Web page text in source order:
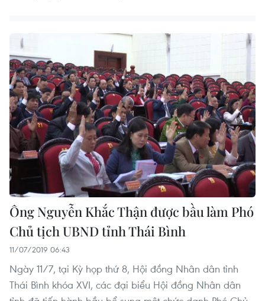
Ông Nguyễn Khắc Thận được bầu làm Phó
Chủ tịch UBND tỉnh Thái Bình
11/07/2019 06:43
Ngày 11/7, tại Kỳ họp thứ 8, Hội đồng Nhân dân tỉnh
Thái Bình khóa XVI, các đại biểu Hội đồng Nhân dân